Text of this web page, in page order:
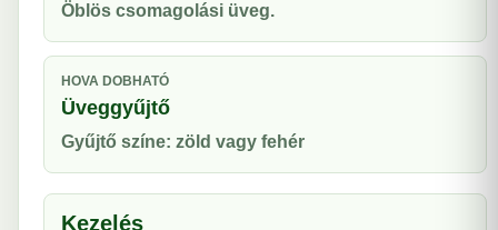
Öblös csomagolási üveg.
HOVA DOBHATÓ
Üveggyűjtő
Gyűjtő színe: zöld vagy fehér
Kezelés